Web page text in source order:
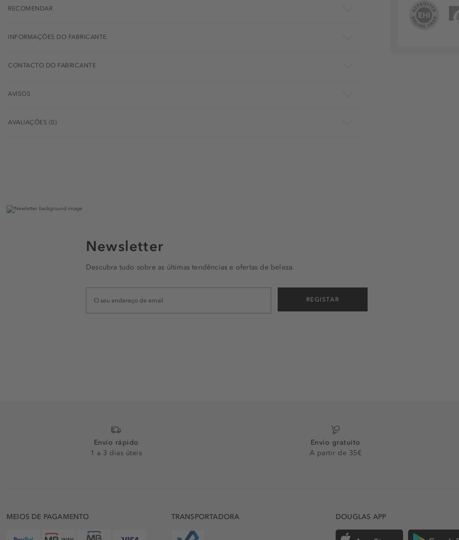
RECOMENDAR
INFORMAÇÕES DO FABRICANTE
CONTACTO DO FABRICANTE
AVISOS
AVALIAÇÕES (0)
Newsletter
Descubra tudo sobre as últimas tendências e ofertas de beleza.
REGISTAR
Envio rápido
1 a 3 dias úteis
Envio gratuito
A partir de 35€
MEIOS DE PAGAMENTO TRANSPORTADORA DOUGLAS APP